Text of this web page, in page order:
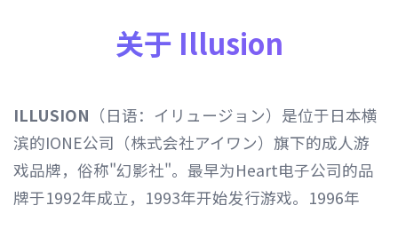
关于 Illusion
ILLUSION （日语：イリュージョン）是位于日本横
滨的IONE公司（株式会社アイワン）旗下的成人游
戏品牌，俗称"幻影社"。最早为Heart电子公司的品
牌于1992年成立，1993年开始发行游戏。1996年